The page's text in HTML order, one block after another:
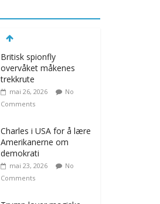
Britisk spionfly
overvåket måkenes
trekkrute
mai 26, 2026
No
Comments
Charles i USA for å lære
Amerikanerne om
demokrati
mai 23, 2026
No
Comments